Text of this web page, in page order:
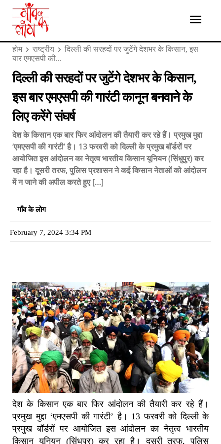
होम राष्ट्रीय
दिल्ली की सरहदों पर जुटेंगे देशभर के किसान, इस
बार एमएसपी की...
दिल्ली की सरहदों पर जुटेंगे देशभर के किसान,
इस बार एमएसपी की गारंटी कानून बनवाने के
लिए करेंगे संघर्ष
देश के किसान एक बार फिर आंदोलन की तैयारी कर रहे हैं। प्रमुख मुद्दा
‘एमएसपी की गारंटी’ है। 13 फरवरी को दिल्ली के प्रमुख बॉर्डरों पर
आयोजित इस आंदोलन का नेतृत्व भारतीय किसान यूनियन (सिंधुपुर) कर
रहा है। दूसरी तरफ, पुलिस प्रशासन ने कई किसान नेताओं को आंदोलन
में न जाने की अपील करते हुए […]
गाँव के लोग
February 7, 2024 3:34 PM
देश के किसान एक बार फिर आंदोलन की तैयारी कर रहे हैं।
प्रमुख मुद्दा ‘एमएसपी की गारंटी’ है। 13 फरवरी को दिल्ली के
प्रमुख बॉर्डरों पर आयोजित इस आंदोलन का नेतृत्व भारतीय
किसान यूनियन (सिंधुपुर) कर रहा है। दूसरी तरफ, पुलिस